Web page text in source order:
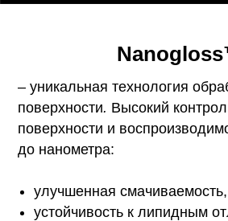
– уникальная технология
поверхности. Высокий
поверхности и
до нанометра:
улучшенная смачиваемость,
устойчивость к липидным